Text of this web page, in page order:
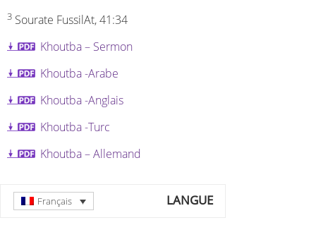
3 Sourate FussilAt, 41:34
Khoutba – Sermon
Khoutba -Arabe
Khoutba -Anglais
Khoutba -Turc
Khoutba – Allemand
LANGUE
Français